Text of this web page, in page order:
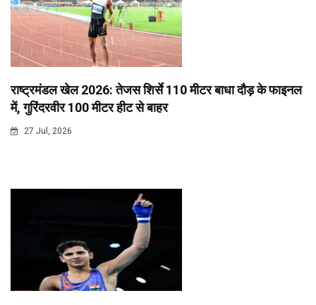
राष्ट्रमंडल खेल 2026: तेजस शिर्से 110 मीटर बाधा दौड़ के फाइनल
में, गुरिंदरवीर 100 मीटर हीट से बाहर
27 Jul, 2026